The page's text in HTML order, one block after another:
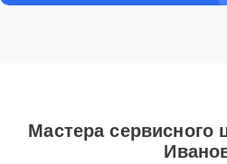
Мастера сервисного